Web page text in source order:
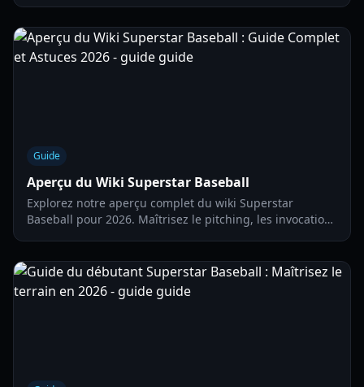
Guide
Aperçu du Wiki Superstar Baseball
Explorez notre aperçu complet du wiki Superstar
Baseball pour 2026. Maîtrisez le pitching, les invocations